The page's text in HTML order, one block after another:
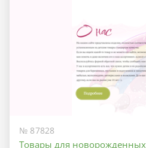
№ 87828
Товары для новорожденных